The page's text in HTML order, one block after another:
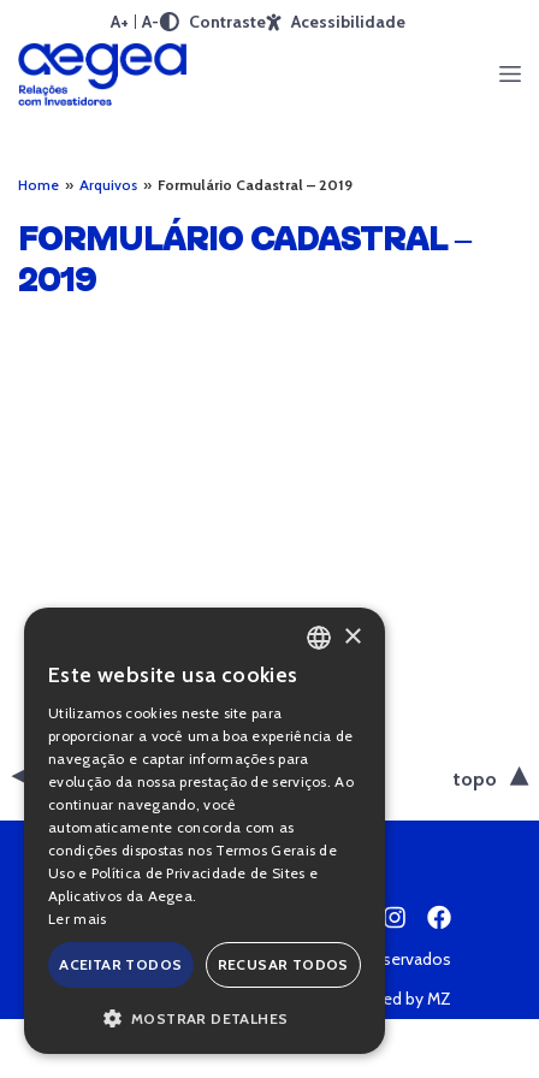
A+ A- Contraste Acessibilidade
Home » Arquivos » Formulário Cadastral – 2019
FORMULÁRIO CADASTRAL –
2019
voltar topo
Copyright © 2022 • Todos os direitos reservados
Powered by MZ
PORTUGUESE
×
Este website usa cookies
Utilizamos cookies neste site para
proporcionar a você uma boa experiência de
navegação e captar informações para
evolução da nossa prestação de serviços. Ao
continuar navegando, você
automaticamente concorda com as
condições dispostas nos Termos Gerais de
Uso e Política de Privacidade de Sites e
Aplicativos da Aegea.
Ler mais
ACEITAR TODOS RECUSAR TODOS
MOSTRAR DETALHES